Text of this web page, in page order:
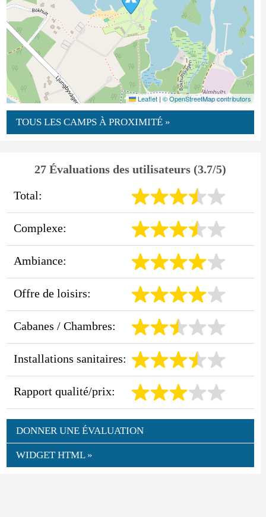
Leaflet | © OpenStreetMap contributors
TOUS LES CAMPS À PROXIMITÉ »
27 Évaluations des utilisateurs (3.7/5)
Total:
Complexe:
Ambiance:
Offre de loisirs:
Cabanes / Chambres:
Installations sanitaires:
Rapport qualité/prix:
DONNER UNE ÉVALUATION
WIDGET HTML »